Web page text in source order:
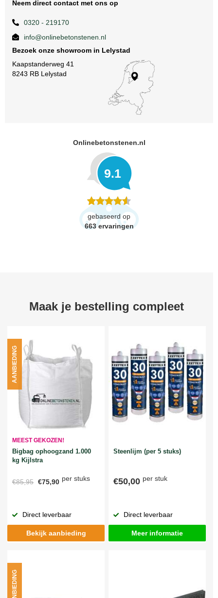
Neem direct contact met ons op
0320 - 219170
info@onlinebetonstenen.nl
Bezoek onze showroom in Lelystad
Kaapstanderweg 41
8243 RB Lelystad
Onlinebetonstenen.nl
9.1
gebaseerd op
663 ervaringen
Maak je bestelling compleet
MEEST GEKOZEN!
Bigbag ophoogzand 1.000
kg Kijlstra
€85,95 €75,90 per stuks
AANBIEDING
Direct leverbaar
Bekijk aanbieding
Steenlijm (per 5 stuks)
€50,00 per stuk
Direct leverbaar
Meer informatie
AANBIEDING